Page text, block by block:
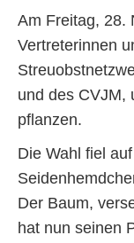
Am Freitag, 28.
Vertreterinnen
und des CVJM,
pflanzen.
Die Wahl fiel
Der Baum,
hat nun seinen